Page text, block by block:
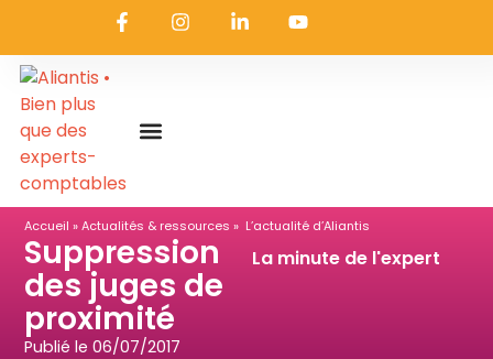
Accueil »Actualités & ressources » L’actualité d’Aliantis
Suppression
des juges de
proximité
Publié le06/07/2017
La minute de l'expert